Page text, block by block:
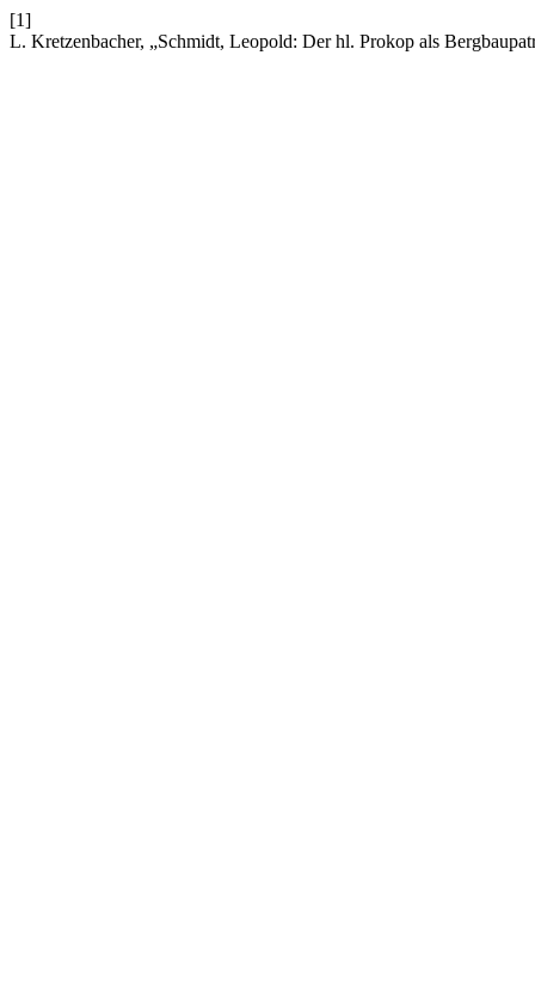
[1]
L. Kretzenbacher, „Schmidt, Leopold: Der hl. Prokop als